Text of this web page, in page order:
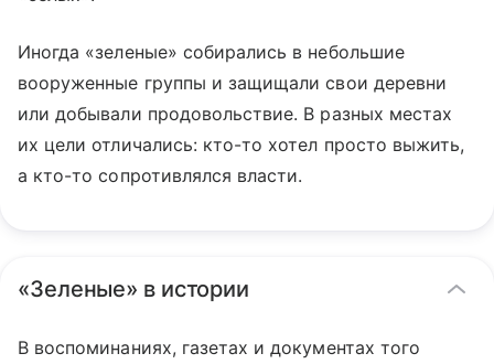
Иногда «зеленые» собирались в небольшие
вооруженные группы и защищали свои деревни
или добывали продовольствие. В разных местах
их цели отличались: кто-то хотел просто выжить,
а кто-то сопротивлялся власти.
«Зеленые» в истории
В воспоминаниях, газетах и документах того